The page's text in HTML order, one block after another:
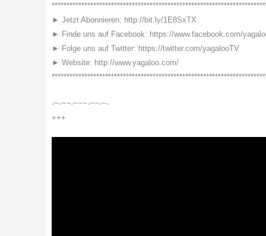
► Jetzt Abonnieren: http://bit.ly/1E8SxTX
► Finde uns auf Facebook: https://www.facebook.com/
► Folge uns auf Twitter: https://twitter.com/yagalooTV
► Website: http://www.yagaloo.com/
-~-~~-~~~-~~-~-
+++